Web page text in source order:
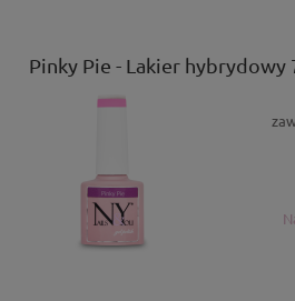
Pinky Pie - Lakier hybrydowy